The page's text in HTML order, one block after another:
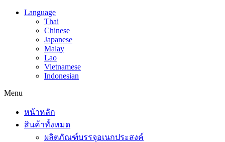
Language
Thai
Chinese
Japanese
Malay
Lao
Vietnamese
Indonesian
Menu
หน้าหลัก
สินค้าทั้งหมด
ผลิตภัณฑ์บรรจุอเนกประสงค์